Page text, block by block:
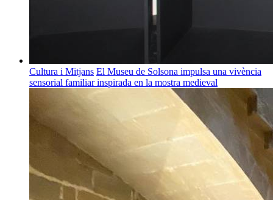
Cultura i Mitjans El Museu de Solsona impulsa una vivència
sensorial familiar inspirada en la mostra medieval